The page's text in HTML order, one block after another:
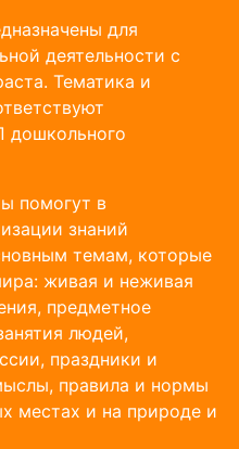
для
деятельности с
Тематика и
помогут в
знаний
темам, которые
живая и неживая
предметное
людей,
праздники и
правила и нормы
местах и на природе и